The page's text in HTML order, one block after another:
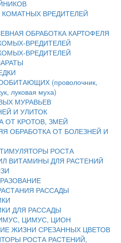
ВРЕДИТЕЛЕЙ
ОБРАБОТКА КАРТОФЕЛЯ
ВРЕДИТЕЛЕЙ
ВРЕДИТЕЛЕЙ
(проволочник,
луковая муха)
МУРАВЬЕВ
И УЛИТОК
ОТ КРОТОВ, ЗМЕЙ
ОБРАБОТКА ОТ БОЛЕЗНЕЙ И
РОСТА
ВИТАМИНЫ ДЛЯ РАСТЕНИЙ
РАССАДЫ
ДЛЯ РАССАДЫ
ЦИМУС, ЦИОН
ЖИЗНИ СРЕЗАННЫХ ЦВЕТОВ
РОСТА РАСТЕНИЙ,